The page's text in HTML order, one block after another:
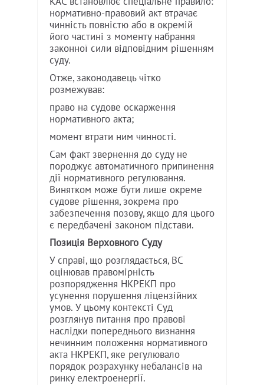
нормативно-правовий акт втрачає
чинність повністю або в окремій
його частині з моменту набрання
законної сили відповідним рішенням
суду.
Отже, законодавець чітко
розмежував:
право на судове оскарження
нормативного акта;
момент втрати ним чинності.
Сам факт звернення до суду не
породжує автоматичного припинення
дії нормативного регулювання.
Винятком може бути лише окреме
судове рішення, зокрема про
забезпечення позову, якщо для цього
є передбачені законом підстави.
Позиція Верховного Суду
У справі, що розглядається, ВС
оцінював правомірність
розпорядження НКРЕКП про
усунення порушення ліцензійних
умов. У цьому контексті Суд
розглянув питання про правові
наслідки попереднього визнання
нечинним положення нормативного
акта НКРЕКП, яке регулювало
порядок розрахунку небалансів на
ринку електроенергії.